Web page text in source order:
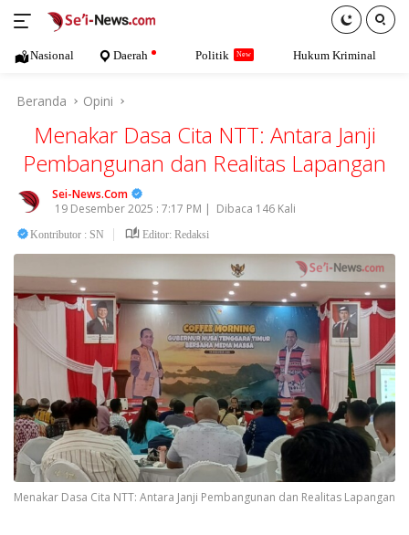
Langsung
kontenNasional Daerah Politik Hukum Kriminal
Beranda Opini
Menakar Dasa Cita NTT: Antara Janji
Pembangunan dan Realitas Lapangan
Sei-News.Com
19 Desember 2025 : 7:17 PM | Dibaca 146 Kali
Kontributor : SN Editor: Redaksi
Menakar Dasa Cita NTT: Antara Janji Pembangunan dan Realitas Lapangan